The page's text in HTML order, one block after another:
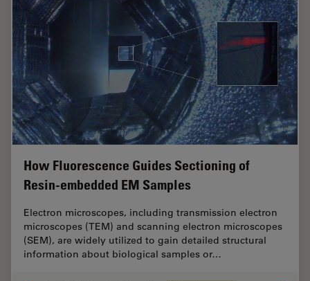
How Fluorescence Guides Sectioning of
Resin-embedded EM Samples
Electron microscopes, including transmission electron
microscopes (TEM) and scanning electron microscopes
(SEM), are widely utilized to gain detailed structural
information about biological samples or…